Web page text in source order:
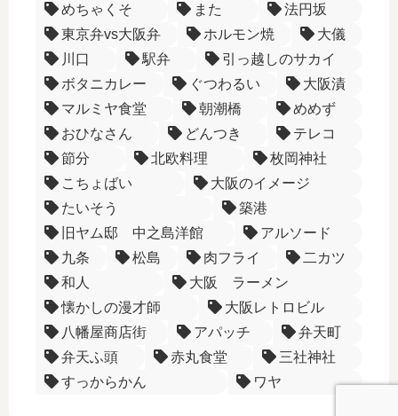
めちゃくそ
また
法円坂
東京弁vs大阪弁
ホルモン焼
大儀
川口
駅弁
引っ越しのサカイ
ボタニカレー
ぐつわるい
大阪漬
マルミヤ食堂
朝潮橋
めめず
おひなさん
どんつき
テレコ
節分
北欧料理
枚岡神社
こちょばい
大阪のイメージ
たいそう
築港
旧ヤム邸 中之島洋館
アルソード
九条
松島 肉フライ
二カツ
和人
大阪 ラーメン
懐かしの漫才師
大阪レトロビル
八幡屋商店街
アパッチ
弁天町
弁天ふ頭
赤丸食堂
三社神社
すっからかん
ワヤ